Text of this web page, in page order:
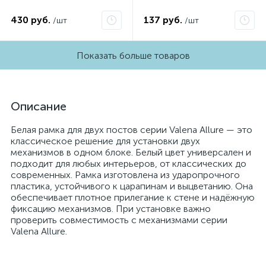
430 руб. /шт 137 руб. /шт
Показать больше товаров
Описание
Белая рамка для двух постов серии Valena Allure — это
классическое решение для установки двух
механизмов в одном блоке. Белый цвет универсален и
подходит для любых интерьеров, от классических до
современных. Рамка изготовлена из ударопрочного
пластика, устойчивого к царапинам и выцветанию. Она
обеспечивает плотное прилегание к стене и надёжную
фиксацию механизмов. При установке важно
проверить совместимость с механизмами серии
Valena Allure.